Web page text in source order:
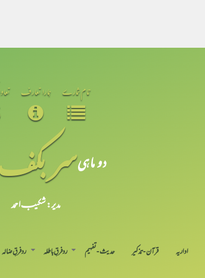
تمام شمارے ہمارا تعارف
دو ماہیسر بکف
مدیر: شکیبـ احمد
اداریہ قرآن-تذکیر حدیث-تفہیم رد فرقِ باطلہ رد فرقِ ضالہ